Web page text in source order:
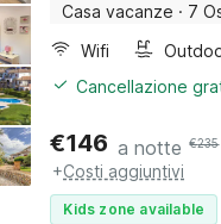
Casa vacanze · 7
Wifi
Cancellazione
€146 a notte €235
+Costi aggiuntivi
Kids zone available